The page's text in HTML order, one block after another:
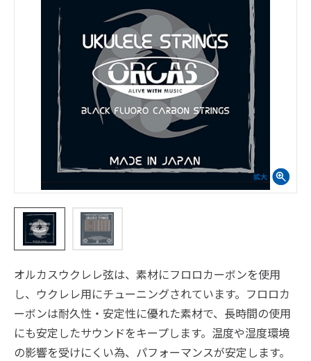
オルカスウクレレ弦は、素材にフロロカーボンを使用
し、ウクレレ用にチューニングされています。フロロカ
ーボンは耐久性・安定性に優れた素材で、長時間の使用
にも安定したサウンドをキープします。温度や湿度環境
の影響を受けにくい為、パフォーマンスが安定します。